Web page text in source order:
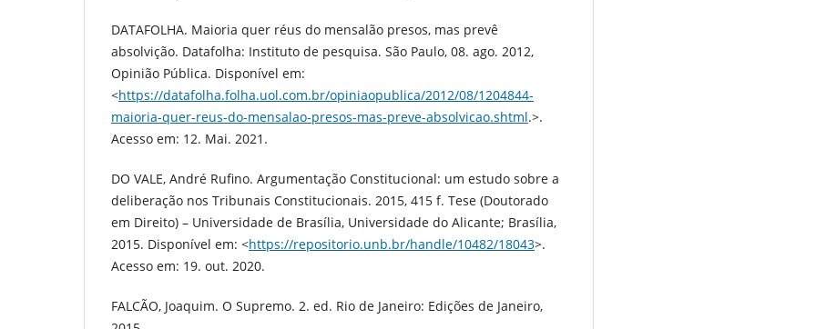
DATAFOLHA. Maioria quer réus do mensalão presos, mas prevê
absolvição. Datafolha: Instituto de pesquisa. São Paulo, 08. ago. 2012,
Opinião Pública. Disponível em:
<https://datafolha.folha.uol.com.br/opiniaopublica/2012/08/1204844-
maioria-quer-reus-do-mensalao-presos-mas-preve-absolvicao.shtml.>.
Acesso em: 12. Mai. 2021.
DO VALE, André Rufino. Argumentação Constitucional: um estudo sobre a
deliberação nos Tribunais Constitucionais. 2015, 415 f. Tese (Doutorado
em Direito) – Universidade de Brasília, Universidade do Alicante; Brasília,
2015. Disponível em: <https://repositorio.unb.br/handle/10482/18043>.
Acesso em: 19. out. 2020.
FALCÃO, Joaquim. O Supremo. 2. ed. Rio de Janeiro: Edições de Janeiro,